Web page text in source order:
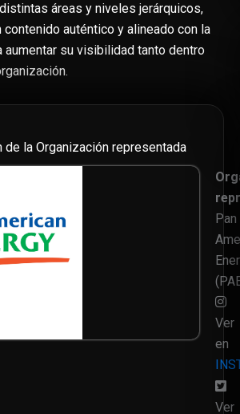
áreas y niveles jerárquicos,
contenido auténtico y alineado con la
aumentar su visibilidad tanto dentro
de la Organización representada
Pan
Ver
en
Ver